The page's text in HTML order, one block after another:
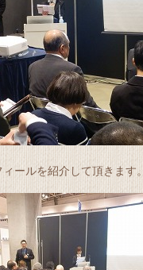
ールを紹介して頂きます。